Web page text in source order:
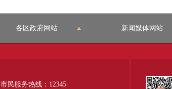
各区政府网站 新闻媒体网站
市民服务热线：12345